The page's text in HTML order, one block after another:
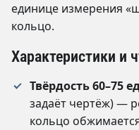
единице измерения
кольцо.
Характеристики и
Твёрдость 60–75
задаёт чертёж) —
кольцо